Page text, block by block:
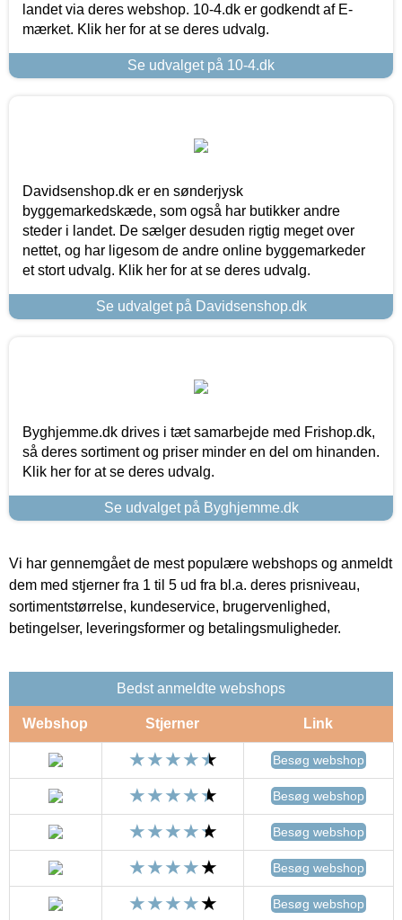
landet via deres webshop. 10-4.dk er godkendt af E-
mærket. Klik her for at se deres udvalg.
Se udvalget på 10-4.dk
Davidsenshop.dk er en sønderjysk
byggemarkedskæde, som også har butikker andre
steder i landet. De sælger desuden rigtig meget over
nettet, og har ligesom de andre online byggemarkeder
et stort udvalg. Klik her for at se deres udvalg.
Se udvalget på Davidsenshop.dk
Byghjemme.dk drives i tæt samarbejde med Frishop.dk,
så deres sortiment og priser minder en del om hinanden.
Klik her for at se deres udvalg.
Se udvalget på Byghjemme.dk
Vi har gennemgået de mest populære webshops og anmeldt
dem med stjerner fra 1 til 5 ud fra bl.a. deres prisniveau,
sortimentstørrelse, kundeservice, brugervenlighed,
betingelser, leveringsformer og betalingsmuligheder.
Bedst anmeldte webshops
Webshop Stjerner Link
Besøg webshop
Besøg webshop
Besøg webshop
Besøg webshop
Besøg webshop